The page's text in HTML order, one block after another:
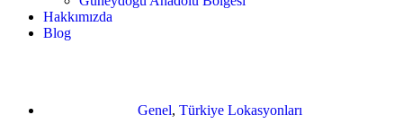
Hakkımızda
Blog
Genel, Türkiye Lokasyonları